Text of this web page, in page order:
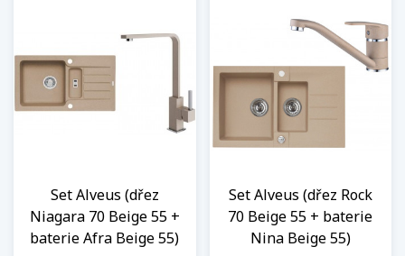
Set Alveus (dřez
Niagara 70 Beige 55 +
baterie Afra Beige 55)
Set Alveus (dřez Rock
70 Beige 55 + baterie
Nina Beige 55)